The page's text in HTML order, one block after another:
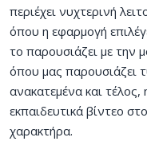
περιέχει νυχτερινή
όπου η εφαρμογή
το παρουσιάζει με την
όπου μας παρουσιάζει
ανακατεμένα και
εκπαιδευτικά βίντεο
χαρακτήρα.